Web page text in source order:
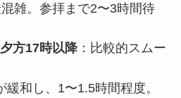
雑。参拝まで2〜3時間待
方17時以降：比較的スムー
緩和し、1〜1.5時間程度。